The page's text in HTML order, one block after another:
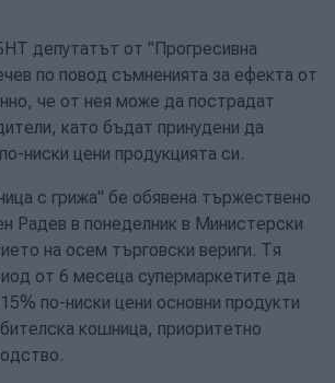
депутатът от "Прогресивна
по повод съмненията за ефекта от
че от нея може да пострадат
като бъдат принудени да
ниски цени продукцията си.
с грижа" бе обявена тържествено
Радев в понеделник в Министерски
на осем търговски вериги. Тя
от 6 месеца супермаркетите да
по-ниски цени основни продукти
кошница, приоритетно